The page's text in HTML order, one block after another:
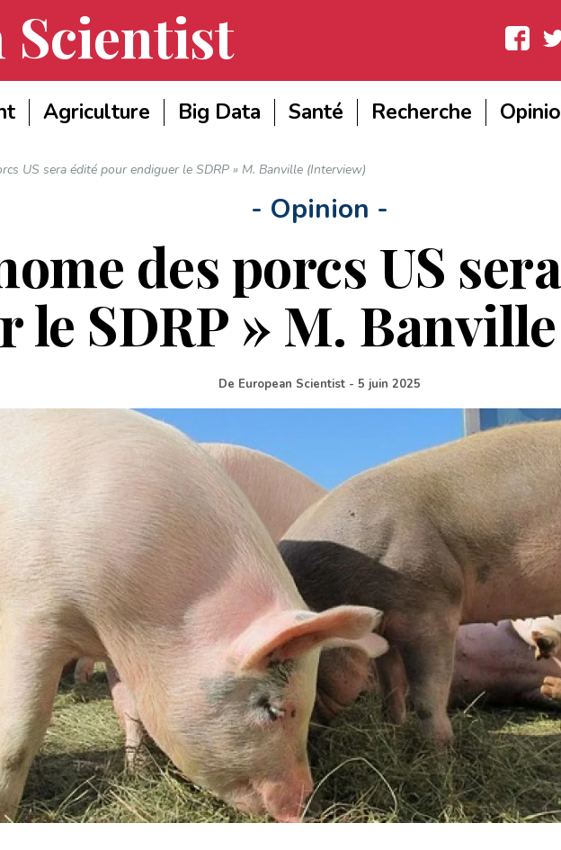
Scientist
Agriculture Big Data Santé Recherche
US sera édité pour endiguer le SDRP » M. Banville (Interview)
- Opinion -
des porcs US
le SDRP » M.
De European Scientist - 5 juin 2025